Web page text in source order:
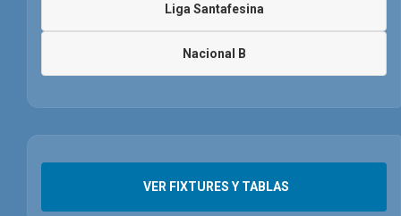
Liga Santafesina
Nacional B
VER FIXTURES Y TABLAS